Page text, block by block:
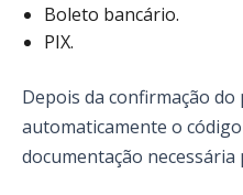
Boleto bancário.
PIX.
Depois da confirmação
automaticamente o
documentação necessária